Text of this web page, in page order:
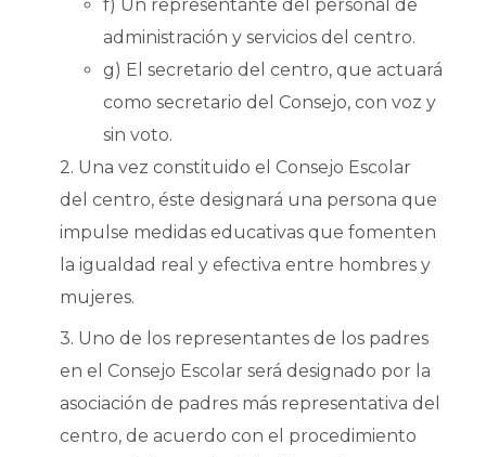
f) Un representante del personal de
administración y servicios del centro.
g) El secretario del centro, que actuará
como secretario del Consejo, con voz y
sin voto.
2. Una vez constituido el Consejo Escolar
del centro, éste designará una persona que
impulse medidas educativas que fomenten
la igualdad real y efectiva entre hombres y
mujeres.
3. Uno de los representantes de los padres
en el Consejo Escolar será designado por la
asociación de padres más representativa del
centro, de acuerdo con el procedimiento